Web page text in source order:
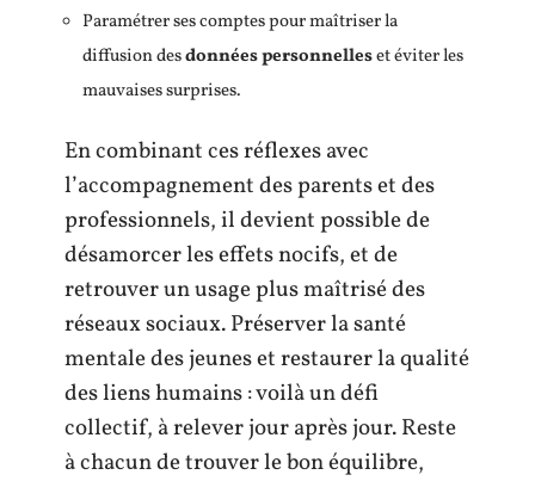
Paramétrer ses comptes pour maîtriser la
diffusion desdonnées personnelleset éviter les
mauvaises surprises.
En combinant ces réflexes avec
l’accompagnement des parents et des
professionnels, il devient possible de
désamorcer les effets nocifs, et de
retrouver un usage plus maîtrisé des
réseaux sociaux. Préserver la santé
mentale des jeunes et restaurer la qualité
des liens humains : voilà un défi
collectif, à relever jour après jour. Reste
à chacun de trouver le bon équilibre,